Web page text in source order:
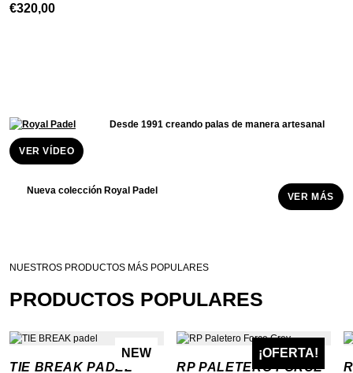
€320,00
Desde 1991 creando palas de manera artesanal
VER VÍDEO
Nueva colección Royal Padel
VER MÁS
NUESTROS PRODUCTOS MÁS POPULARES
PRODUCTOS POPULARES
NEW
TIE BREAK PADEL
¡OFERTA!
RP PALETERO FORCE